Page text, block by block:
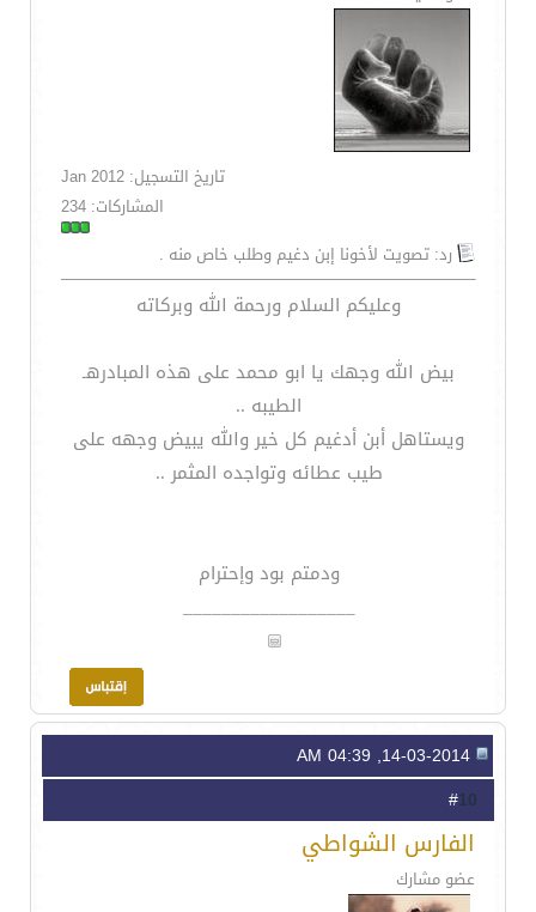
تاريخ التسجيل: Jan 2012
المشاركات: 234
رد: تصويت لأخونا إبن دغيم وطلب خاص منه .
وعليكم السلام ورحمة الله وبركاته
بيض الله وجهك يا ابو محمد على هذه المبادرهـ
الطيبه ..
ويستاهل أبن أدغيم كل خير والله يبيض وجهه على
طيب عطائه وتواجده المثمر ..
ودمتم بود وإحترام
__________________
10
الفارس الشواطي
عضو مشارك